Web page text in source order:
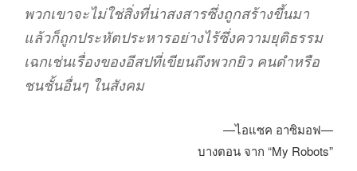
พวกเขาจะไม่ใช่สิ่งที่น่าสงสารซึ่งถูกสร้างขึ้นมา
แล้วก็ถูกประหัตประหารอย่างไร้ซึ่งความยุติธรรม
เฉกเช่นเรื่องของอีสปที่เขียนถึงพวกยิว คนดำหรือ
ชนชั้นอื่นๆ ในสังคม
—ไอแซค อาซิมอฟ—
บางตอน จาก “My Robots”